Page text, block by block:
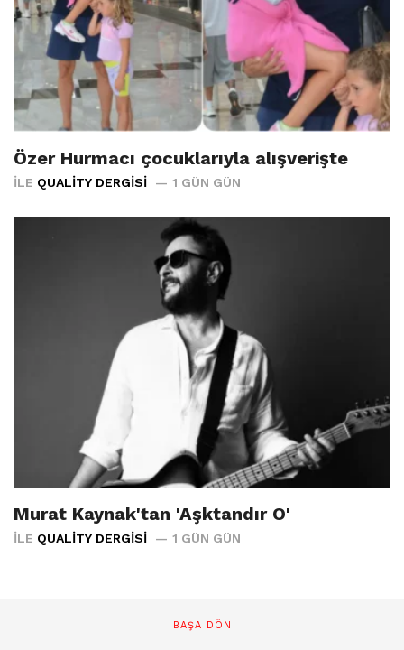
Özer Hurmacı çocuklarıyla alışverişte
İLE QUALITY DERGISI 1 GÜN GÜN
Murat Kaynak'tan 'Aşktandır O'
İLE QUALITY DERGISI 1 GÜN GÜN
BAŞA DÖN